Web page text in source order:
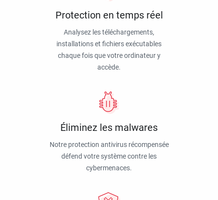
Protection en temps réel
Analysez les téléchargements,
installations et fichiers exécutables
chaque fois que votre ordinateur y
accède.
Éliminez les malwares
Notre protection antivirus récompensée
défend votre système contre les
cybermenaces.